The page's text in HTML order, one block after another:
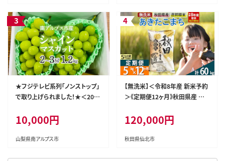
★フジテレビ系列「ノンストップ」
で取り上げられました！★＜202
市産シャインマスカット1.2kg以
上（2～3房） クール便発送 ALPA
G007
10,000円
山梨県南アルプス市
【無洗米】＜令和8年産 新米予約
＞《定期便12ヶ月》秋田県産 あき
回 5キロ お米 匠 [サンファーム
西木 米5kg 米 5kg 米 5kg定期
便 お米定期便 あきたこまち ごは
120,000円
秋田県仙北市